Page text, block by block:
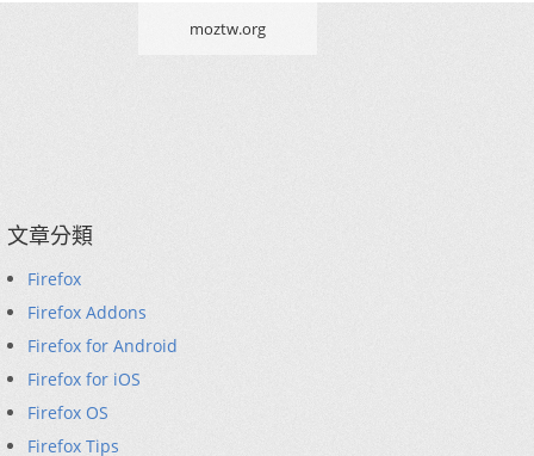
moztw.org
文章分類
Firefox
Firefox Addons
Firefox for Android
Firefox for iOS
Firefox OS
Firefox Tips